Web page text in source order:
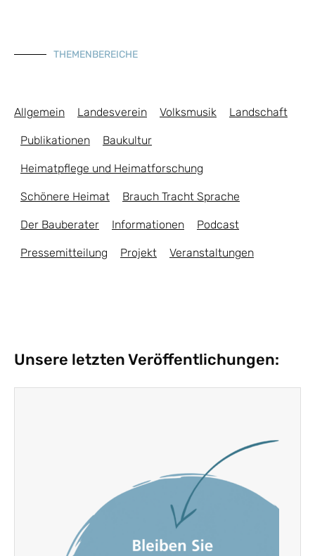
THEMENBEREICHE
Allgemein Landesverein Volksmusik Landschaft
Publikationen Baukultur
Heimatpflege und Heimatforschung
Schönere Heimat Brauch Tracht Sprache
Der Bauberater Informationen Podcast
Pressemitteilung Projekt Veranstaltungen
Unsere letzten Veröffentlichungen: